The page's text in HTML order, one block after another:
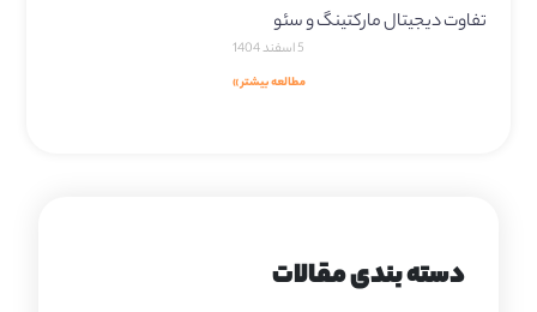
تفاوت دیجیتال مارکتینگ و سئو
5 اسفند 1404
مطالعه بیشتر »
دسته بندی مقالات